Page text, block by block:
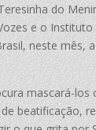
do
e o
neste mês,
mascará-
beatificação,